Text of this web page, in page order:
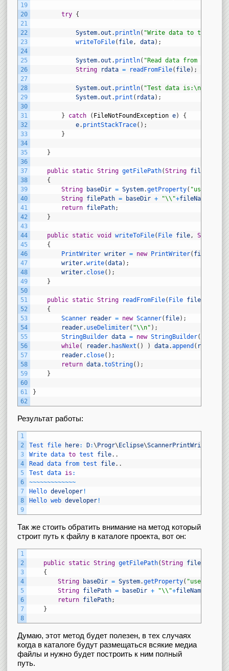
19
20
21
22
23
24
25
26
27
28
29
30
31
32
33
34
35
36
37
38
39
40
41
42
43
44
45
46
47
48
49
50
51
52
53
54
55
56
57
58
59
60
61
62
try {
System.out . println( "Write data to test
writeToFile( file, data) ;
System.out . println( "Read data from test
String
rdata = readFromFile( file) ;
System.out . println( "Test data
System.out . print ( rdata) ;
} catch ( FileNotFoundException e)
{
e. printStackTrace( ) ;
}
}
public static String getFilePath(String fileName
{
String
baseDir = System.getProperty( "user.dir"
String
filePath = baseDir + "\\"+fileName
return
filePath;
}
public static void writeToFile( File file, String
{
PrintWriter writer = new PrintWriter( file
writer.write(data) ;
writer. close( ) ;
}
public static String readFromFile( File file)
{
Scanner
reader = new Scanner( file) ;
reader. useDelimiter( "\\n" ) ;
StringBuilder data = new StringBuilder(
while( reader. hasNext ( ) ) data.append ( reader
reader. close( ) ;
return data.toString( ) ;
}
}
Результат работы:
1
2
3
4
5
6
7
8
9
Test file here: D:\Progr\Eclipse\ScannerPrintWriter
Write data to test file. .
Read data from test file. .
Test data is :
~~~~~~~~~~~~~
Hello developer!
Hello web developer!
Так же стоить обратить внимание на метод который
строит путь к файлу в каталоге проекта, вот он:
1
2
3
4
5
6
7
8
public static String getFilePath(String fileName
{
String
baseDir = System.getProperty( "user.dir"
String
filePath = baseDir + "\\"+fileName
return
filePath;
}
Думаю, этот метод будет полезен, в тех случаях
когда в каталоге будут размещаться всякие медиа
файлы и нужно будет построить к ним полный
путь.